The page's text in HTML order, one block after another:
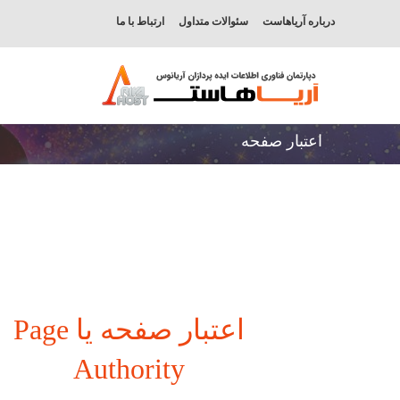
درباره آریاهاست سئوالات متداول ارتباط با ما
اعتبار صفحه
اعتبار صفحه یا Page
Authority